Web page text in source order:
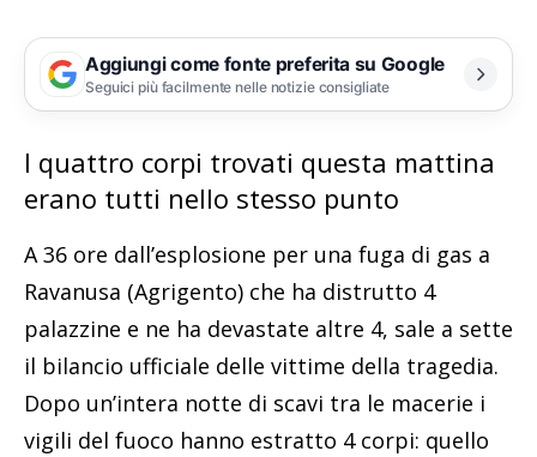
Aggiungi come fonte preferita su Google
Seguici più facilmente nelle notizie consigliate
I quattro corpi trovati questa mattina
erano tutti nello stesso punto
A 36 ore dall’esplosione per una fuga di gas a
Ravanusa (Agrigento) che ha distrutto 4
palazzine e ne ha devastate altre 4, sale a sette
il bilancio ufficiale delle vittime della tragedia.
Dopo un’intera notte di scavi tra le macerie i
vigili del fuoco hanno estratto 4 corpi: quello